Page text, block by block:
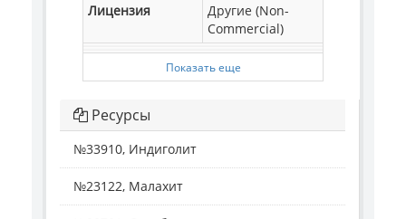
Лицензия
Другие (Non-
Commercial)
Показать еще
Ресурсы
№33910, Индиголит
№23122, Малахит